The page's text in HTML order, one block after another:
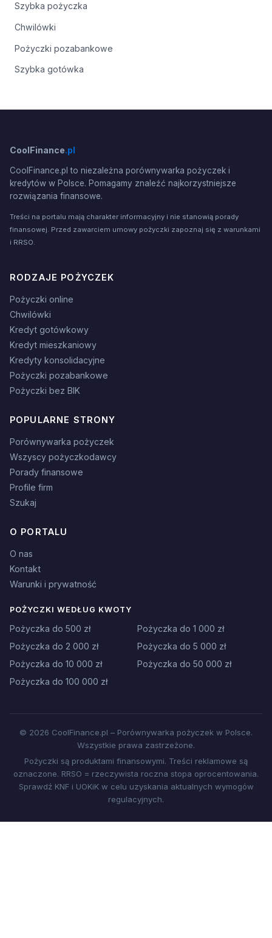
Szybka pożyczka
Chwilówki
Pożyczki pozabankowe
Szybka gotówka
CoolFinance.pl
CoolFinance.pl to niezależna porównywarka pożyczek i
kredytów w Polsce. Pomagamy znaleźć najkorzystniejsze
rozwiązania finansowe.
Treści na portalu mają charakter informacyjny i nie stanowią porady
finansowej. Przed zawarciem umowy pożyczki zapoznaj się z warunkami
i RRSO.
RODZAJE POŻYCZEK
Pożyczki online
Chwilówki
Kredyt gotówkowy
Kredyt mieszkaniowy
Kredyty konsolidacyjne
Pożyczki pozabankowe
Pożyczki bez BIK
POPULARNE STRONY
Porównywarka pożyczek
Wszyscy pożyczkodawcy
Porady finansowe
Profile firm
Szukaj
O PORTALU
O nas
Kontakt
Warunki i prywatność
POŻYCZKI WEDŁUG KWOTY
Pożyczka do 500 zł
Pożyczka do 1 000 zł
Pożyczka do 2 000 zł
Pożyczka do 5 000 zł
Pożyczka do 10 000 zł
Pożyczka do 50 000 zł
Pożyczka do 100 000 zł
© 2026 CoolFinance.pl – Porównywarka pożyczek w Polsce.
Wszystkie prawa zastrzeżone.
Pożyczki są produktami finansowymi. Treści reklamowe są
oznaczone. RRSO = rzeczywista roczna stopa oprocentowania.
Sprawdź KNF i UOKiK w celu uzyskania aktualnych wymogów
regulacyjnych.